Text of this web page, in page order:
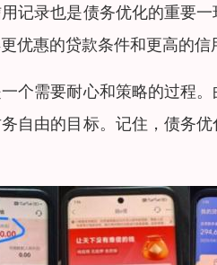
记录也是债务优化的重要
优惠的贷款条件和更高的信
个需要耐心和策略的过程
自由的目标。记住，债务